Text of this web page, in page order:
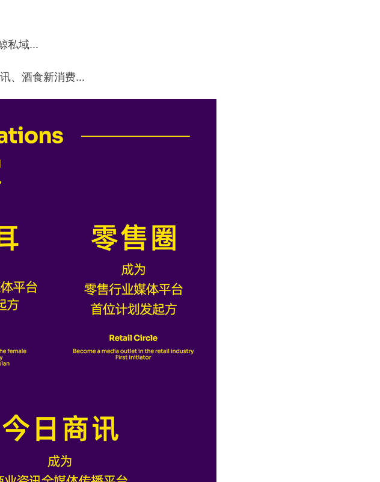
私域...‍‍‍‍
、酒食新消费...